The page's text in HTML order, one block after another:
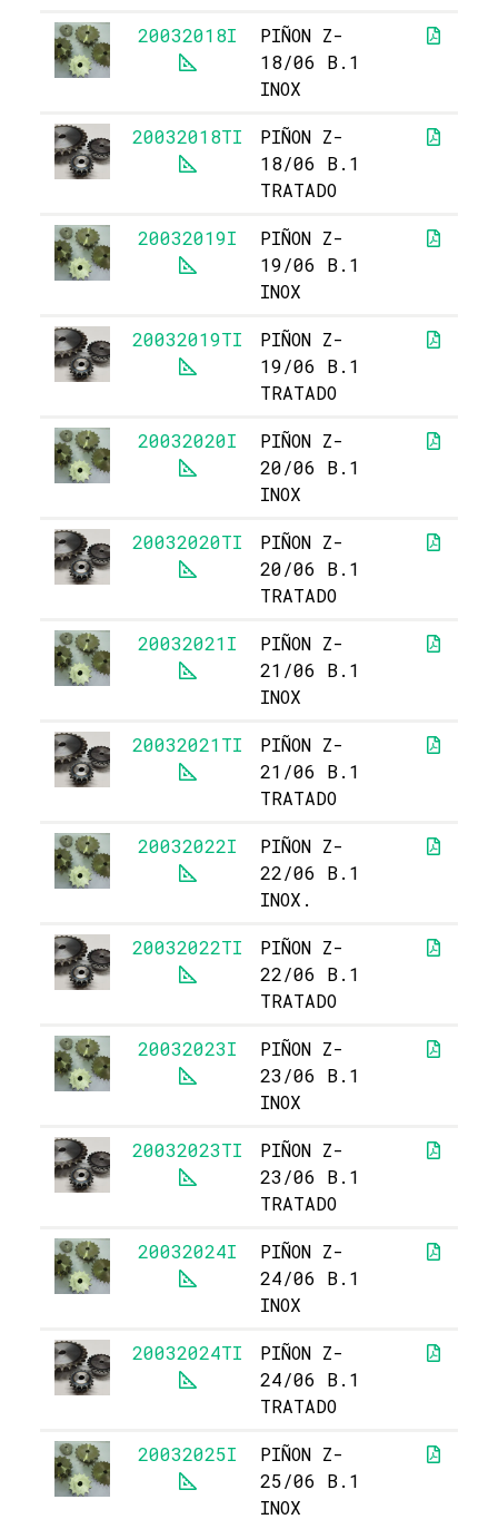
20032018I
PIÑON Z-
18/06 B.1
INOX
20032018TI
PIÑON Z-
18/06 B.1
TRATADO
20032019I
PIÑON Z-
19/06 B.1
INOX
20032019TI
PIÑON Z-
19/06 B.1
TRATADO
20032020I
PIÑON Z-
20/06 B.1
INOX
20032020TI
PIÑON Z-
20/06 B.1
TRATADO
20032021I
PIÑON Z-
21/06 B.1
INOX
20032021TI
PIÑON Z-
21/06 B.1
TRATADO
20032022I
PIÑON Z-
22/06 B.1
INOX.
20032022TI
PIÑON Z-
22/06 B.1
TRATADO
20032023I
PIÑON Z-
23/06 B.1
INOX
20032023TI
PIÑON Z-
23/06 B.1
TRATADO
20032024I
PIÑON Z-
24/06 B.1
INOX
20032024TI
PIÑON Z-
24/06 B.1
TRATADO
20032025I
PIÑON Z-
25/06 B.1
INOX